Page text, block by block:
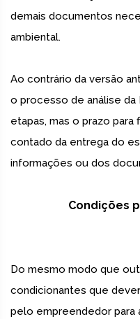
demais documentos
ambiental.
Ao contrário da versão
o processo de análise da
etapas, mas o prazo para
contado da entrega do
informações ou dos
Condições
Do mesmo modo que
condicionantes que
pelo empreendedor para